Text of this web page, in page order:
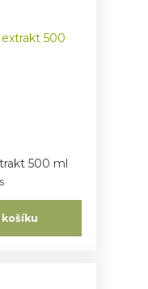
500 ml